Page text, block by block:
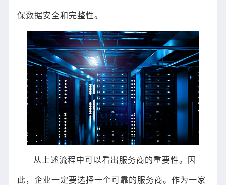
保数据安全和完整性。
从上述流程中可以看出服务商的重要性。因
此，企业一定要选择一个可靠的服务商。作为一家